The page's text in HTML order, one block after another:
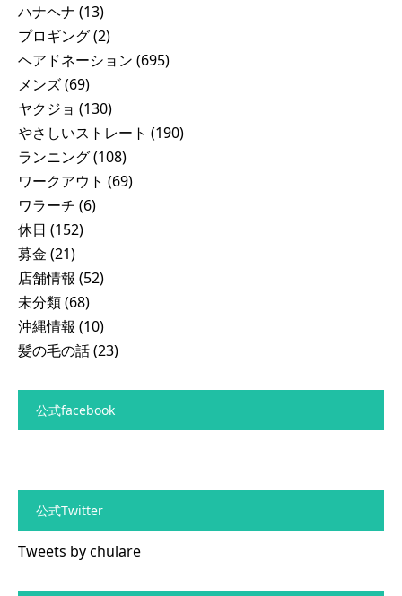
ハナヘナ (13)
プロギング(2)
ヘアドネーション (695)
メンズ(69)
ヤクジョ (130)
やさしいストレート (190)
ランニング(108)
ワークアウト (69)
ワラーチ (6)
休日 (152)
募金 (21)
店舗情報 (52)
未分類(68)
沖縄情報 (10)
髪の毛の話(23)
公式facebook
公式Twitter
Tweets by chulare